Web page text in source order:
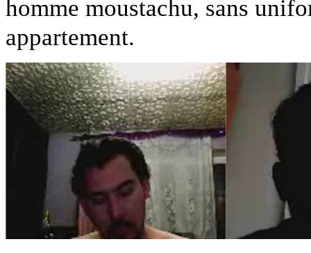
homme moustachu, sans
appartement.